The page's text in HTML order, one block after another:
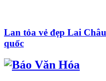
Lan tỏa vẻ đẹp Lai
quốc